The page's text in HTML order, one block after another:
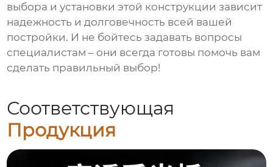
выбора и установки этой конструкции зависит
надежность и долговечность всей вашей
постройки. И не бойтесь задавать вопросы
специалистам – они всегда готовы помочь вам
сделать правильный выбор!
Соответствующая
Продукция